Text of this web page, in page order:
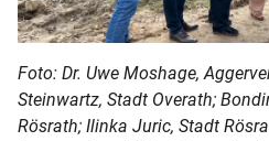
Foto: Dr. Uwe Moshage,
Steinwartz, Stadt Overath;
Rösrath; Ilinka Juric, Stadt